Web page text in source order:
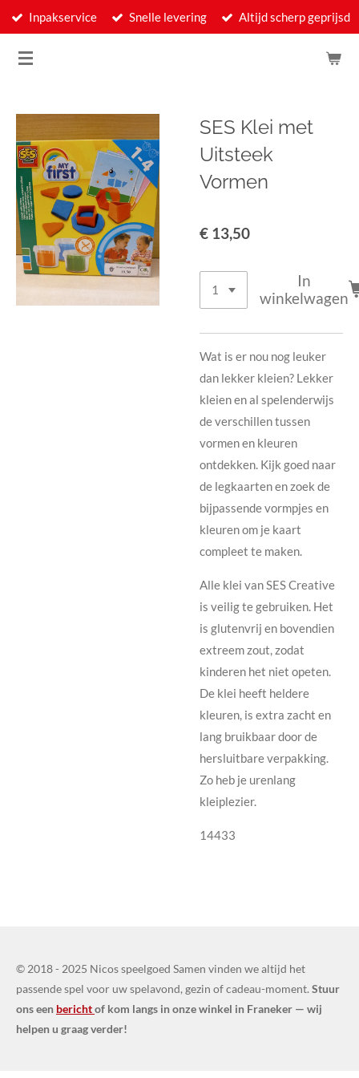
Ga
naar
Inpakservice Snelle levering Altijd scherp geprijsd
SES Klei met
Uitsteek
Vormen
€ 13,50
In
winkelwagen
Wat is er nou nog leuker
dan lekker kleien? Lekker
kleien en al spelenderwijs
de verschillen tussen
vormen en kleuren
ontdekken. Kijk goed naar
de legkaarten en zoek de
bijpassende vormpjes en
kleuren om je kaart
compleet te maken.
Alle klei van SES Creative
is veilig te gebruiken. Het
is glutenvrij en bovendien
extreem zout, zodat
kinderen het niet opeten.
De klei heeft heldere
kleuren, is extra zacht en
lang bruikbaar door de
hersluitbare verpakking.
Zo heb je urenlang
kleiplezier.
14433
© 2018 - 2025 Nicos speelgoed Samen vinden we altijd het
passende spel voor uw spelavond, gezin of cadeau-moment. Stuur
ons een berichtof kom langs in onze winkel in Franeker — wij
helpen u graag verder!